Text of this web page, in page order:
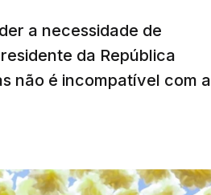
a necessidade de
da República
não é incompatível com a